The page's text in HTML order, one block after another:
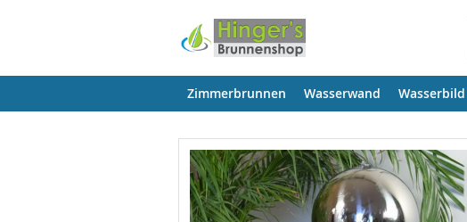
Zimmerbrunnen Wasserwand Wasserbild